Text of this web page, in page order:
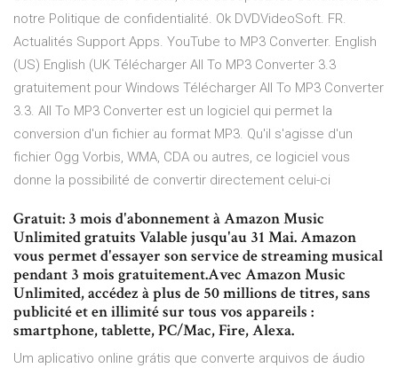
notre Politique de confidentialité. Ok DVDVideoSoft. FR.
Actualités Support Apps. YouTube to MP3 Converter. English
(US) English (UK Télécharger All To MP3 Converter 3.3
gratuitement pour Windows Télécharger All To MP3 Converter
3.3. All To MP3 Converter est un logiciel qui permet la
conversion d'un fichier au format MP3. Qu'il s'agisse d'un
fichier Ogg Vorbis, WMA, CDA ou autres, ce logiciel vous
donne la possibilité de convertir directement celui-ci
Gratuit: 3 mois d'abonnement à Amazon Music
Unlimited gratuits Valable jusqu'au 31 Mai. Amazon
vous permet d'essayer son service de streaming musical
pendant 3 mois gratuitement.Avec Amazon Music
Unlimited, accédez à plus de 50 millions de titres, sans
publicité et en illimité sur tous vos appareils :
smartphone, tablette, PC/Mac, Fire, Alexa.
Um aplicativo online grátis que converte arquivos de áudio